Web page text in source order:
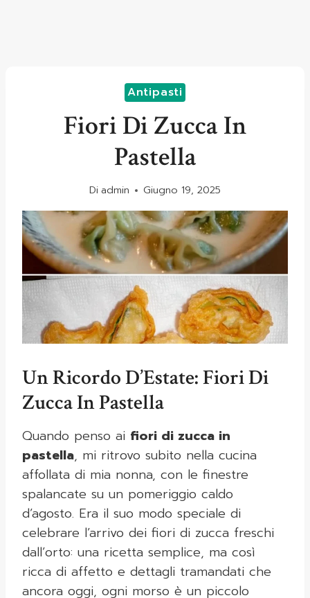
Antipasti
Fiori Di Zucca In
Pastella
Di admin Giugno 19, 2025
Un Ricordo D’Estate: Fiori Di
Zucca In Pastella
Quando penso ai fiori di zucca in
pastella, mi ritrovo subito nella cucina
affollata di mia nonna, con le finestre
spalancate su un pomeriggio caldo
d’agosto. Era il suo modo speciale di
celebrare l’arrivo dei fiori di zucca freschi
dall’orto: una ricetta semplice, ma così
ricca di affetto e dettagli tramandati che
ancora oggi, ogni morso è un piccolo